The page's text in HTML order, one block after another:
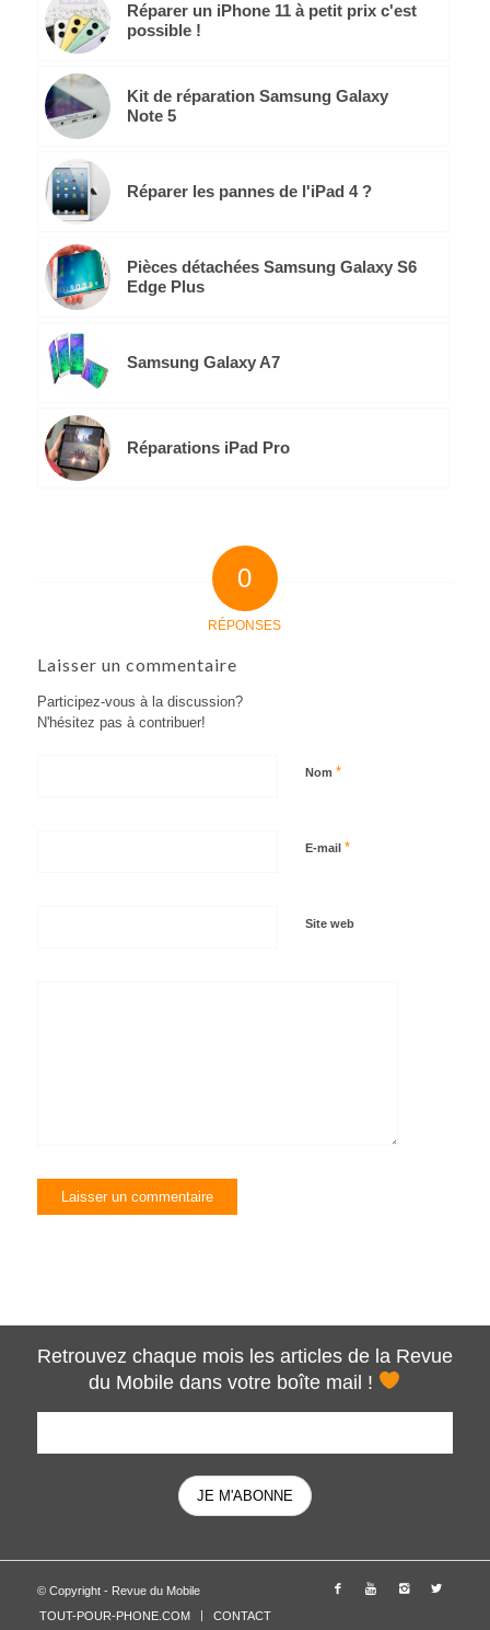
Réparer un iPhone 11 à petit prix c'est
possible !
Kit de réparation Samsung Galaxy
Note 5
Réparer les pannes de l'iPad 4 ?
Pièces détachées Samsung Galaxy S6
Edge Plus
Samsung Galaxy A7
Réparations iPad Pro
0
RÉPONSES
Laisser un commentaire
Participez-vous à la discussion?
N'hésitez pas à contribuer!
Nom *
E-mail *
Site web
Retrouvez chaque mois les articles de la Revue
du Mobile dans votre boîte mail !
© Copyright - Revue du Mobile
TOUT-POUR-PHONE.COM
CONTACT